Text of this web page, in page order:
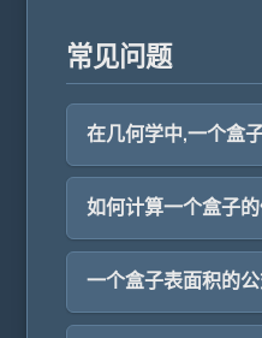
常见问题
在几何学中,一个盒
如何计算一个盒子
一个盒子表面积的